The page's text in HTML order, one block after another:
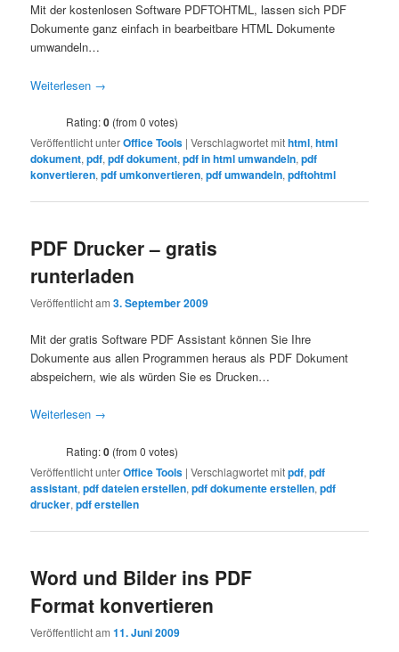
Mit der kostenlosen Software PDFTOHTML, lassen sich PDF
Dokumente ganz einfach in bearbeitbare HTML Dokumente
umwandeln…
Weiterlesen →
Rating:0 (from 0 votes)
Veröffentlicht unterOffice Tools |Verschlagwortet mithtml,html
dokument,pdf,pdf dokument,pdf in html umwandeln,pdf
konvertieren,pdf umkonvertieren,pdf umwandeln,pdftohtml
PDF Drucker – gratis
runterladen
Veröffentlicht am3. September 2009
Mit der gratis Software PDF Assistant können Sie Ihre
Dokumente aus allen Programmen heraus als PDF Dokument
abspeichern, wie als würden Sie es Drucken…
Weiterlesen →
Rating:0 (from 0 votes)
Veröffentlicht unterOffice Tools |Verschlagwortet mitpdf,pdf
assistant,pdf dateien erstellen,pdf dokumente erstellen,pdf
drucker,pdf erstellen
Word und Bilder ins PDF
Format konvertieren
Veröffentlicht am11. Juni 2009